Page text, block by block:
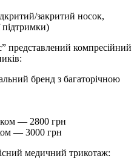
закритий носок,
підтримки)
представлений компресійний
бренд з багаторічною
— 2800 грн
— 3000 грн
медичний трикотаж: